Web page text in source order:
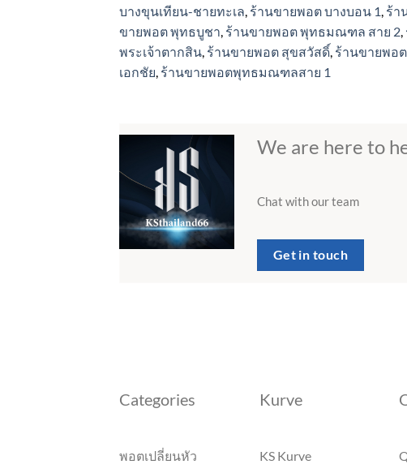
บางขุนเทียน-ชายทะเล, ร้านขายพอต บางบอน 1, ร้า
ขายพอต พุทธบูชา, ร้านขายพอต พุทธมณฑล สาย 2,
พระเจ้าตากสิน, ร้านขายพอต สุขสวัสดิ์, ร้านขายพอ
เอกชัย, ร้านขายพอตพุทธมณฑลสาย 1
We are here to
Chat with our team
Get in touch
Categories
พอตเปลี่ยนหัว
Kurve
KS Kurve